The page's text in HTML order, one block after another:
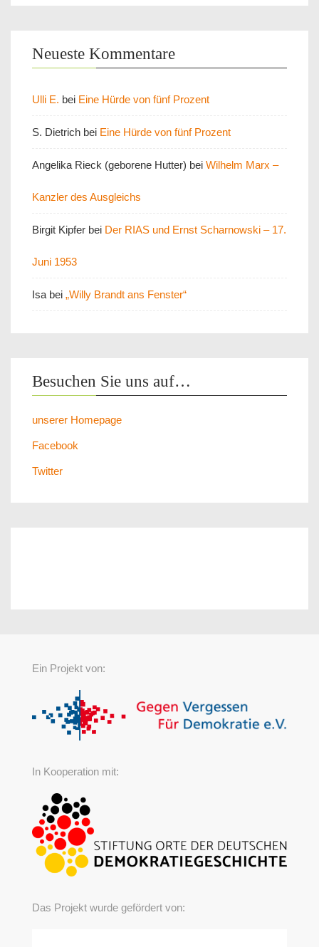
Neueste Kommentare
Ulli E. bei Eine Hürde von fünf Prozent
S. Dietrich bei Eine Hürde von fünf Prozent
Angelika Rieck (geborene Hutter) bei Wilhelm Marx –
Kanzler des Ausgleichs
Birgit Kipfer bei Der RIAS und Ernst Scharnowski – 17.
Juni 1953
Isa bei „Willy Brandt ans Fenster“
Besuchen Sie uns auf…
unserer Homepage
Facebook
Twitter
Ein Projekt von:
In Kooperation mit:
Das Projekt wurde gefördert von: